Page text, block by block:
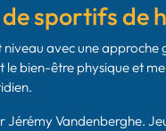
sportifs de
avec une approche
le bien-être physique et
Jérémy Vandenberghe.